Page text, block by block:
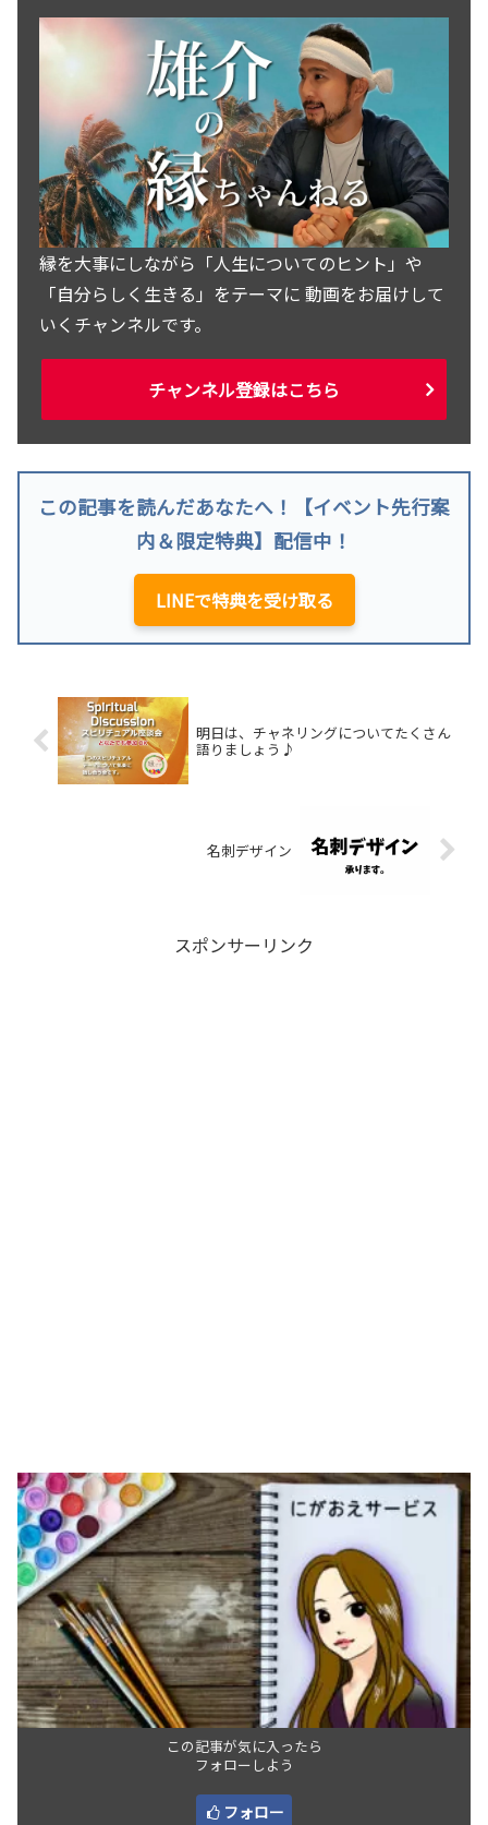
縁を大事にしながら「人生についてのヒント」や
「自分らしく生きる」をテーマに 動画をお届けして
いくチャンネルです。
チャンネル登録はこちら
この記事を読んだあなたへ！【イベント先行案
内＆限定特典】配信中！
LINEで特典を受け取る
明日は、チャネリングについてたくさん
語りましょう♪
名刺デザイン
スポンサーリンク
この記事が気に入ったら
フォローしよう
フォロー